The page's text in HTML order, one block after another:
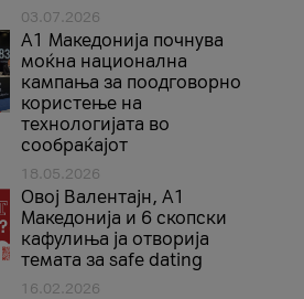
03.07.2026
A1 Македонија почнува
моќна национална
кампања за поодговорно
користење на
технологијата во
сообраќајот
18.05.2026
Овој Валентајн, A1
Македонија и 6 скопски
кафулиња ја отворија
темата за safe dating
16.02.2026